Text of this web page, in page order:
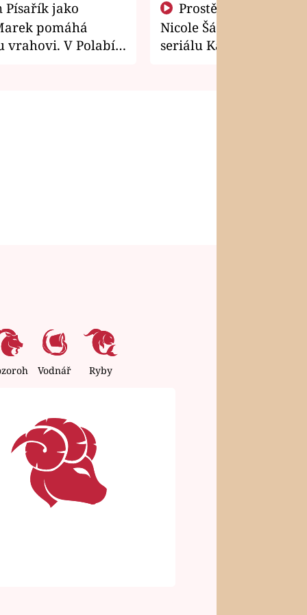
pomáhá
vrahovi. V Polabí
Nicole Šáchová získala
seriálu Kamarádi
Vodnář Ryby